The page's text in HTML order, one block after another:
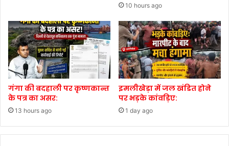
10 hours ago
गंगा की बदहाली पर कृष्णकान्त
के पत्र का असर:
13 hours ago
इमलीखेड़ा में जल खंडित होने
पर भड़के कांवड़िए:
1 day ago